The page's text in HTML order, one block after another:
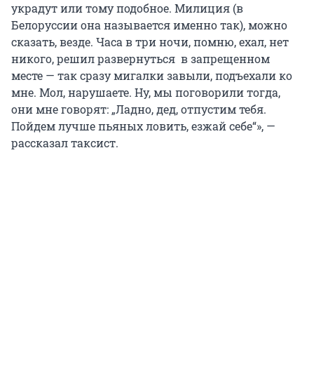
украдут или тому подобное. Милиция (в
Белоруссии она называется именно так), можно
сказать, везде. Часа в три ночи, помню, ехал, нет
никого, решил развернуться в запрещенном
месте — так сразу мигалки завыли, подъехали ко
мне. Мол, нарушаете. Ну, мы поговорили тогда,
они мне говорят: „Ладно, дед, отпустим тебя.
Пойдем лучше пьяных ловить, езжай себе“», —
рассказал таксист.